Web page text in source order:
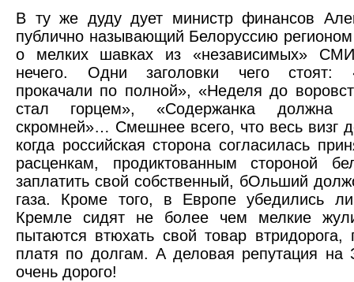
В ту же дуду дует министр финансов
публично называющий Белоруссию
о мелких шавках из «независимых»
нечего. Одни заголовки чего стоят:
прокачали по полной», «Неделя до
стал горцем», «Содержанка должна
скромней»… Смешнее всего, что весь визг
когда российская сторона согласилась
расценкам, продиктованным стороной
заплатить свой собственный, бОльший
газа. Кроме того, в Европе убедились
Кремле сидят не более чем мелкие
пытаются втюхать свой товар
платя по долгам. А деловая репутация на
очень дорого!